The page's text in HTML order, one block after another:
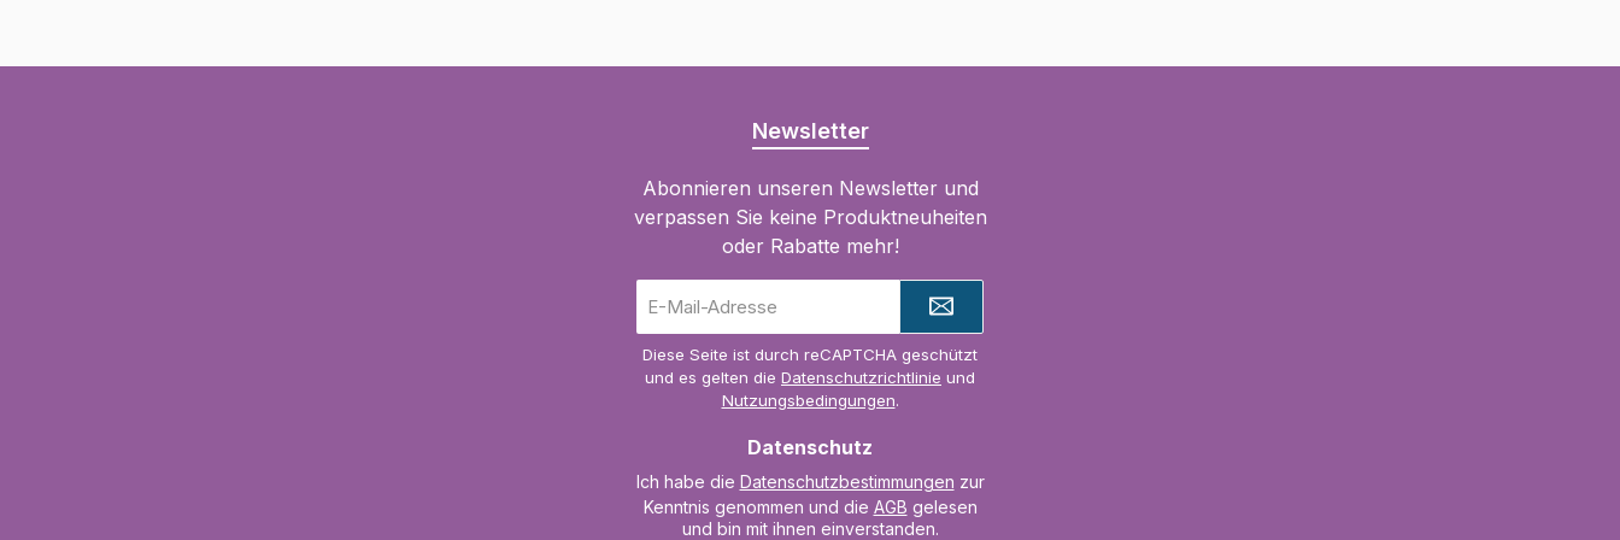
Newsletter
Abonnieren unseren Newsletter und
verpassen Sie keine Produktneuheiten
oder Rabatte mehr!
Mail-
Diese Seite ist durch reCAPTCHA geschützt
und es gelten die Datenschutzrichtlinie und
Nutzungsbedingungen.
Datenschutz
Ich habe die Datenschutzbestimmungen zur
Kenntnis genommen und die AGB gelesen
und bin mit ihnen einverstanden.